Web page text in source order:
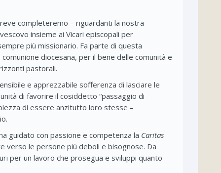
completeremo – riguardanti la nostra
insieme ai Vicari episcopali per
più missionario. Fa parte di questa
diocesana, per il bene delle comunità e
pastorali.
e apprezzabile sofferenza di lasciare le
di favorire il cosiddetto “passaggio di
di essere anzitutto loro stesse –
guidato con passione e competenza la Caritas
verso le persone più deboli e bisognose. Da
per un lavoro che prosegua e sviluppi quanto